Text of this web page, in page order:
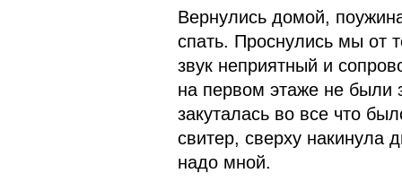
Вернулись домой,
спать. Проснулись мы от
звук неприятный и
на первом этаже не были
закуталась во все что
свитер, сверху
надо мной.